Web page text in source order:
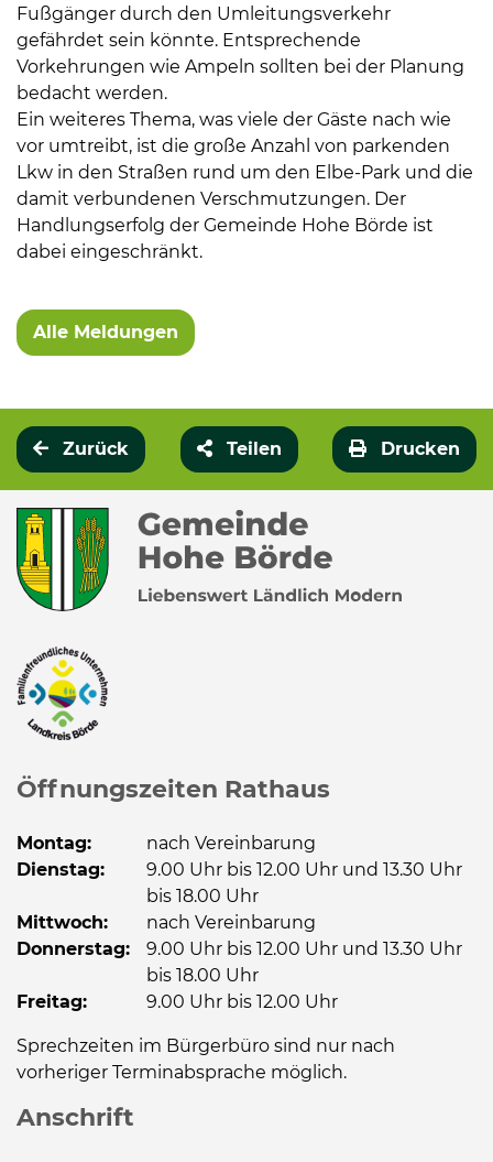
Fußgänger durch den Umleitungsverkehr
gefährdet sein könnte. Entsprechende
Vorkehrungen wie Ampeln sollten bei der Planung
bedacht werden.
Ein weiteres Thema, was viele der Gäste nach wie
vor umtreibt, ist die große Anzahl von parkenden
Lkw in den Straßen rund um den Elbe-Park und die
damit verbundenen Verschmutzungen. Der
Handlungserfolg der Gemeinde Hohe Börde ist
dabei eingeschränkt.
Alle Meldungen
Zurück Teilen Drucken
Öffnungszeiten Rathaus
Montag:
nach Vereinbarung
Dienstag:
9.00 Uhr bis 12.00 Uhr und 13.30 Uhr
bis 18.00 Uhr
Mittwoch:
nach Vereinbarung
Donnerstag: 9.00 Uhr bis 12.00 Uhr und 13.30 Uhr
bis 18.00 Uhr
Freitag:
9.00 Uhr bis 12.00 Uhr
Sprechzeiten im Bürgerbüro sind nur nach
vorheriger Terminabsprache möglich.
Anschrift